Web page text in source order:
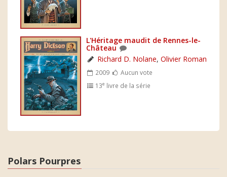
L'Héritage maudit de Rennes-le-
Château
Richard D. Nolane, Olivier Roman
2009
Aucun vote
13e livre de la série
Polars Pourpres